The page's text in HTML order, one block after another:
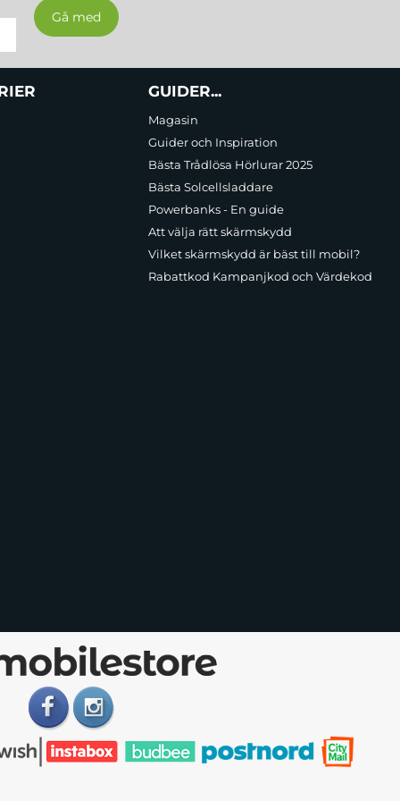
GUIDER...
Magasin
Guider och Inspiration
Bästa Trådlösa Hörlurar 2025
Bästa Solcellsladdare
Powerbanks - En guide
Att välja rätt skärmskydd
Vilket skärmskydd är bäst till mobil?
Rabattkod Kampanjkod och Värdekod